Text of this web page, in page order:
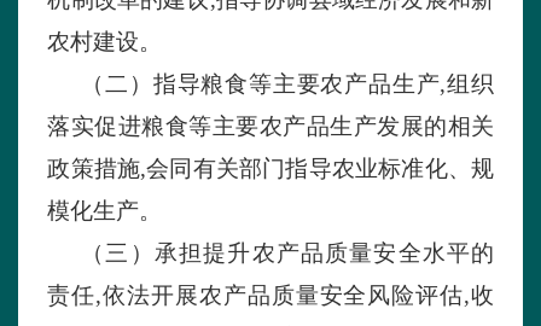
农村建设。
（二） 指导粮食等主要农产品生产,组织
落实促进粮食等主要农产品生产发展的相关
政策措施,会同有关部门指导农业标准化、规
模化生产。
（三） 承担提升农产品质量安全水平的
责任,依法开展农产品质量安全风险评估,收